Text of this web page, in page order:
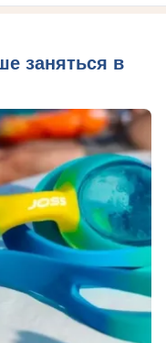
заняться в